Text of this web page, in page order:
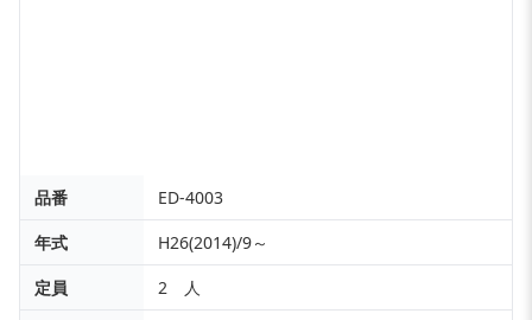
品番
ED-4003
年式
H26(2014)/9～
定員
2 人